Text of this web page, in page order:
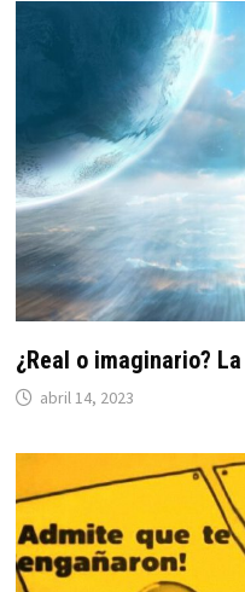
¿Real o imaginario?
abril 14, 2023